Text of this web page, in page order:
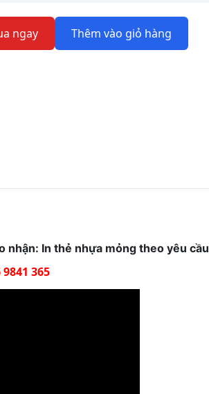
ngay Thêm vào giỏ hàng
nhận: In thẻ nhựa mỏng theo yêu cầu
9841 365